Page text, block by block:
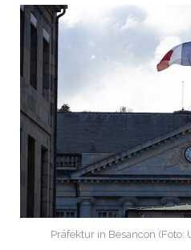
Präfektur in Besancon